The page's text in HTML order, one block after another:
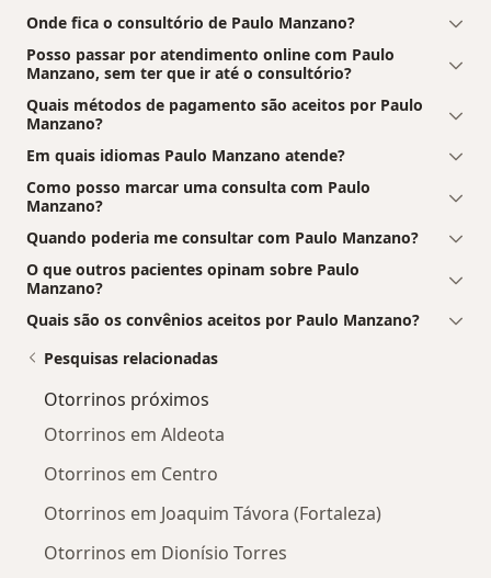
Onde fica o consultório de Paulo Manzano?
Posso passar por atendimento online com Paulo
Manzano, sem ter que ir até o consultório?
Quais métodos de pagamento são aceitos por Paulo
Manzano?
Em quais idiomas Paulo Manzano atende?
Como posso marcar uma consulta com Paulo
Manzano?
Quando poderia me consultar com Paulo Manzano?
O que outros pacientes opinam sobre Paulo
Manzano?
Quais são os convênios aceitos por Paulo Manzano?
Pesquisas relacionadas
Otorrinos próximos
Otorrinos em Aldeota
Otorrinos em Centro
Otorrinos em Joaquim Távora (Fortaleza)
Otorrinos em Dionísio Torres